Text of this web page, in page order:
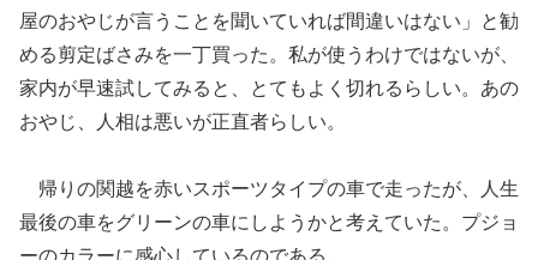
屋のおやじが言うこと を聞いていれば間違いはない」と勧
める剪定ばさみを一丁買った。私が使うわけではないが、
家内が早速試してみると
とてもよく切れるらしい。 あの
おやじ、
人相は悪いが正直者らしい。
帰りの関越を赤いスポーツタイプの車で走ったが、人生
最後の車をグリーンの車にしようかと考えていた。プジョ